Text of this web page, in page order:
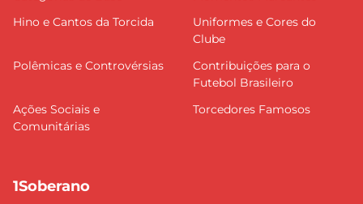
Hino e Cantos da Torcida
Uniformes e Cores do
Clube
Polêmicas e Controvérsias
Contribuições para o
Futebol Brasileiro
Ações Sociais e
Comunitárias
Torcedores Famosos
1Soberano